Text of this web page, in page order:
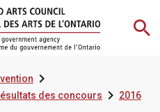

des concours 2016